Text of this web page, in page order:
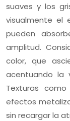
suaves y los
visualmente el
pueden
amplitud.
color, que
acentuando la
Texturas
efectos
sin recargar la